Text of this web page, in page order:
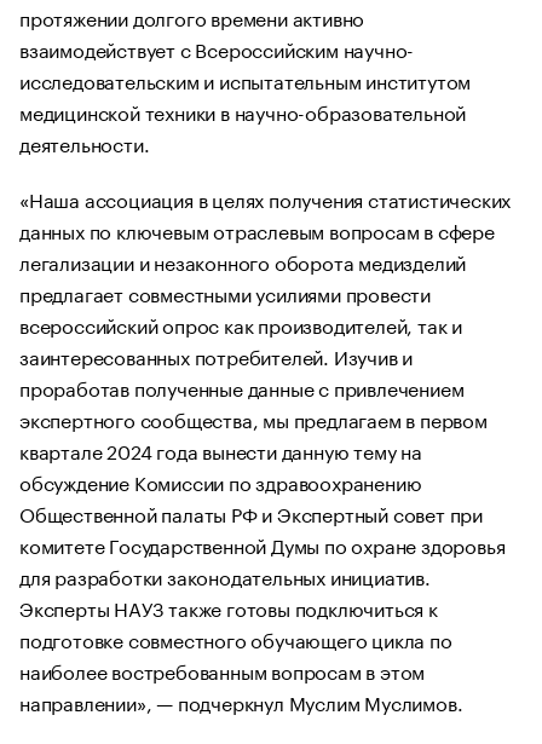
протяжении долгого времени активно
взаимодействует с Всероссийским научно-
исследовательским и испытательным институтом
медицинской техники в научно-образовательной
деятельности.
«Наша ассоциация в целях получения статистических
данных по ключевым отраслевым вопросам в сфере
легализации и незаконного оборота медизделий
предлагает совместными усилиями провести
всероссийский опрос как производителей, так и
заинтересованных потребителей. Изучив и
проработав полученные данные с привлечением
экспертного сообщества, мы предлагаем в первом
квартале 2024 года вынести данную тему на
обсуждение Комиссии по здравоохранению
Общественной палаты РФ и Экспертный совет при
комитете Государственной Думы по охране здоровья
для разработки законодательных инициатив.
Эксперты НАУЗ также готовы подключиться к
подготовке совместного обучающего цикла по
наиболее востребованным вопросам в этом
направлении», — подчеркнул Муслим Муслимов.